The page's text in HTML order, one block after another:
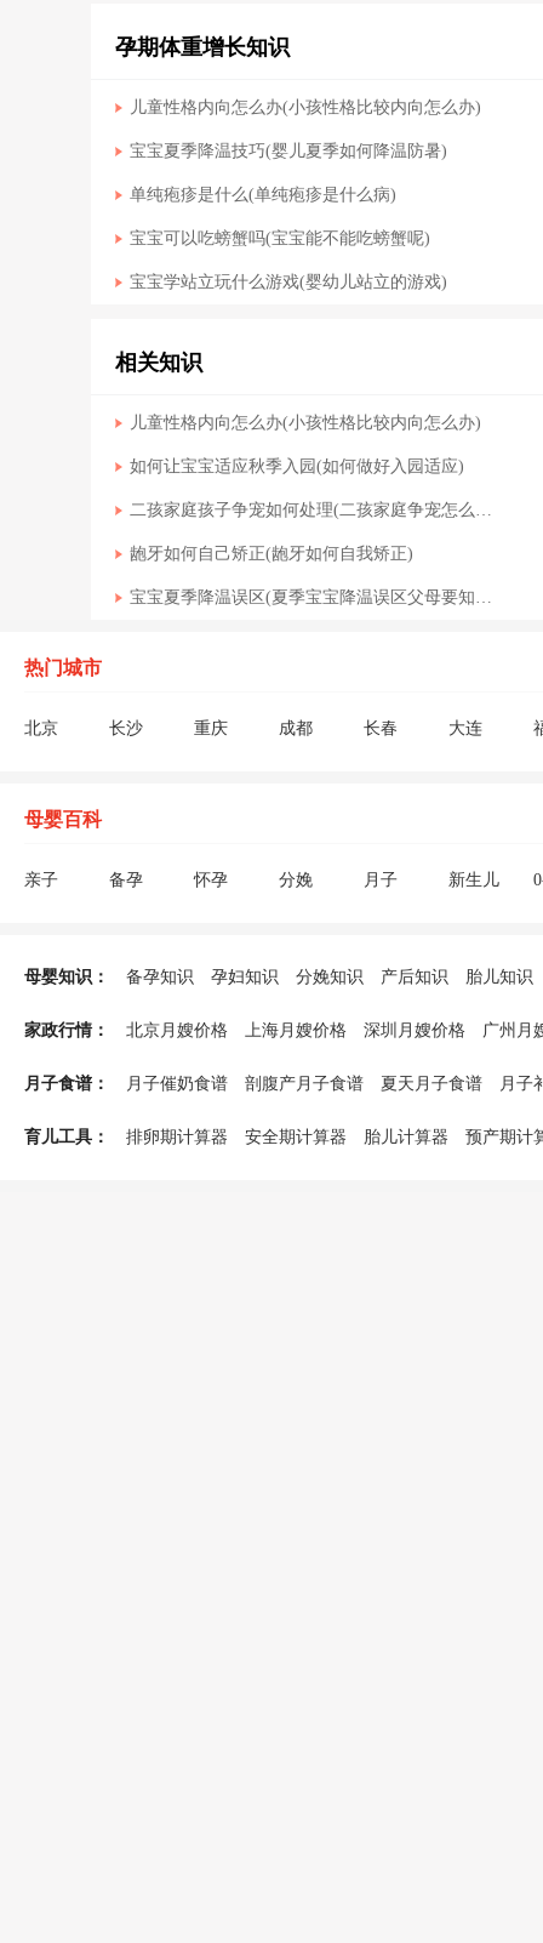
孕期体重增长知识
儿童性格内向怎么办(小孩性格比较内向怎么办)
宝宝夏季降温技巧(婴儿夏季如何降温防暑)
单纯疱疹是什么(单纯疱疹是什么病)
宝宝可以吃螃蟹吗(宝宝能不能吃螃蟹呢)
宝宝学站立玩什么游戏(婴幼儿站立的游戏)
相关知识
儿童性格内向怎么办(小孩性格比较内向怎么办)
如何让宝宝适应秋季入园(如何做好入园适应)
二孩家庭孩子争宠如何处理(二孩家庭争宠怎么解决)
龅牙如何自己矫正(龅牙如何自我矫正)
宝宝夏季降温误区(夏季宝宝降温误区父母要知道)
热门城市
北京 长沙 重庆 成都 长春 大连
母婴百科
亲子 备孕 怀孕 分娩 月子 新生儿
产后疾病
月子禁忌 催乳回奶 避孕方法 新生儿喂养
新生儿护
婴儿疾病
婴儿早教 奶粉辅食 能力培养 游戏玩具 幼儿喂养
母婴知识： 备孕知识 孕妇知识 分娩知识 产后知识
胎儿知识
家政行情：
北京月嫂价格 上海月嫂价格 深圳月嫂价格
广州月
月子食谱： 月子催奶食谱 剖腹产月子食谱 夏天月子食谱 月子
育儿工具： 排卵期计算器 安全期计算器 胎儿计算器
预产期计